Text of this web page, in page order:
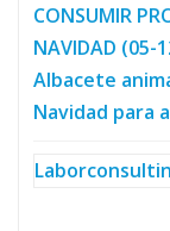
CONSUMIR
NAVIDAD (05-
Albacete
Navidad para